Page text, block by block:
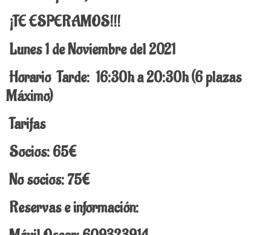
¡TE ESPERAMOS!!!
Lunes 1 de Noviembre del 2021
Horario Tarde: 16:30h a 20:30h (6 plazas
Máximo)
Tarifas
Socios: 65€
No socios: 75€
Reservas e información: